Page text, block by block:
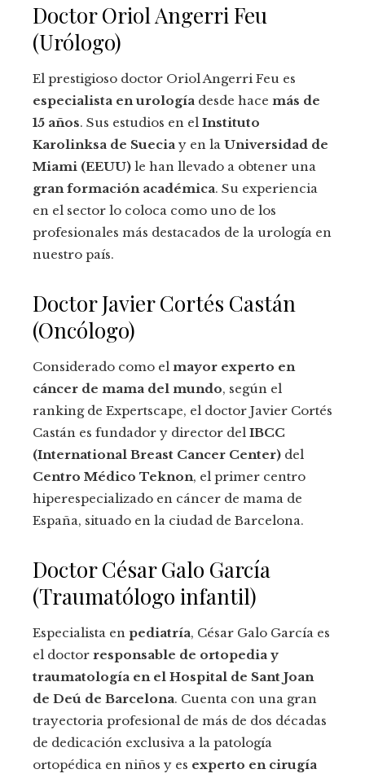
Doctor Oriol Angerri Feu
(Urólogo)
El prestigioso doctor Oriol Angerri Feu es
especialista en urología desde hace más de
15 años. Sus estudios en el Instituto
Karolinksa de Suecia y en la Universidad de
Miami (EEUU) le han llevado a obtener una
gran formación académica. Su experiencia
en el sector lo coloca como uno de los
profesionales más destacados de la urología en
nuestro país.
Doctor Javier Cortés Castán
(Oncólogo)
Considerado como el mayor experto en
cáncer de mama del mundo, según el
ranking de Expertscape, el doctor Javier Cortés
Castán es fundador y director del IBCC
(International Breast Cancer Center) del
Centro Médico Teknon, el primer centro
hiperespecializado en cáncer de mama de
España, situado en la ciudad de Barcelona.
Doctor César Galo García
(Traumatólogo infantil)
Especialista en pediatría, César Galo García es
el doctor responsable de ortopedia y
traumatología en el Hospital de Sant Joan
de Deú de Barcelona. Cuenta con una gran
trayectoria profesional de más de dos décadas
de dedicación exclusiva a la patología
ortopédica en niños y es experto en cirugía